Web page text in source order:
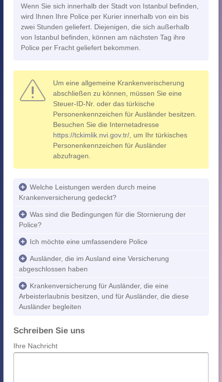
Wenn Sie sich innerhalb der Stadt von Istanbul befinden,
wird Ihnen Ihre Police per Kurier innerhalb von ein bis
zwei Stunden geliefert. Diejenigen, die sich außerhalb
von Istanbul befinden, können am nächsten Tag ihre
Police per Fracht geliefert bekommen.
Um eine allgemeine Krankenverischerung
abschließen zu können, müssen Sie eine
Steuer-ID-Nr. oder das türkische
Personenkennzeichen für Ausländer besitzen.
Besuchen Sie die Internetadresse
https://tckimlik.nvi.gov.tr/ , um Ihr türkisches
Personenkennzeichen für Ausländer
abzufragen.
Welche Leistungen werden durch meine
Krankenversicherung gedeckt?
Was sind die Bedingungen für die Stornierung der
Police?
Ich möchte eine umfassendere Police
Ausländer, die im Ausland eine Versicherung
abgeschlossen haben
Krankenversicherung für Ausländer, die eine
Arbeisterlaubnis besitzen, und für Ausländer, die diese
Ausländer begleiten
Schreiben Sie uns
Ihre Nachricht